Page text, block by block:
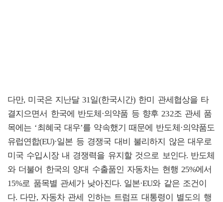
다만, 미국은 지난달 31일(한국시간) 한미 관세협상을 타
결지으면서 한국에 반도체·의약품 등 향후 232조 관세 품
목에는 ‘최혜국 대우’를 약속했기 때문에 반도체·의약품도
유럽연합(EU)·일본 등 경쟁국 대비 불리하지 않은 대우로
미국 수입시장 내 경쟁력을 유지할 것으로 보인다. 반도체
와 더불어 한국의 양대 수출품인 자동차는 현행 25%에서
15%로 품목별 관세가 낮아진다. 일본·EU와 같은 조건이
다. 다만, 자동차 관세 인하는 트럼프 대통령이 별도의 행